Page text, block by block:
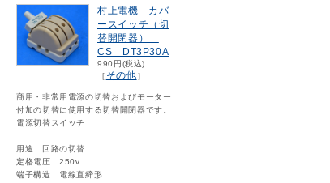
村上電機 カバ
ースイッチ（切
替開閉器）
CS DT3P30A
990円(税込)
［ その他］
商用・非常用電源の切替およびモーター
付加の切替に使用する切替開閉器です。
電源切替スイッチ
用途 回路の切替
定格電圧 250v
端子構造 電線直締形